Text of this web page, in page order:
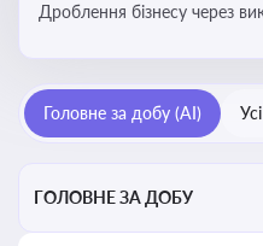
Дроблення бізнесу через
Головне за добу (AI)
ГОЛОВНЕ ЗА ДОБУ